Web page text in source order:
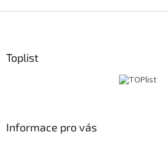
Toplist
Informace pro vás